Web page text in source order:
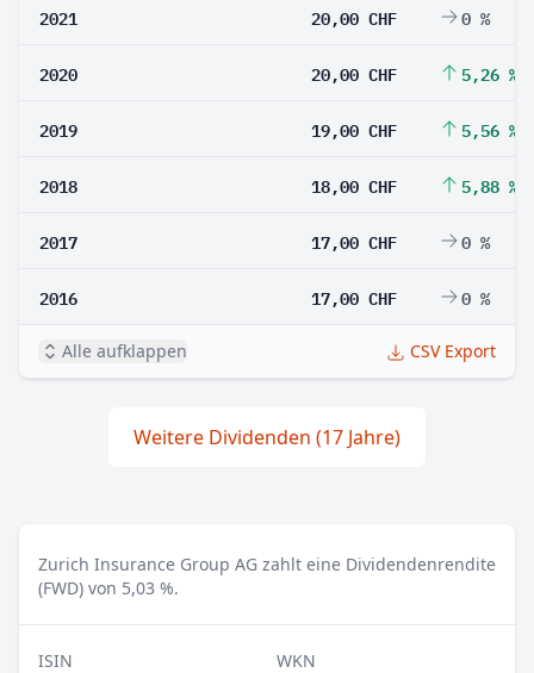
2021 20,00 CHF 0 %
2020 20,00 CHF 5,26 %
2019 19,00 CHF 5,56 %
2018 18,00 CHF 5,88 %
2017 17,00 CHF 0 %
2016 17,00 CHF 0 %
Alle aufklappen CSV Export
Weitere Dividenden (17 Jahre)
Zurich Insurance Group AG zahlt eine Dividendenrendite
(FWD) von 5,03 %.
ISIN
WKN